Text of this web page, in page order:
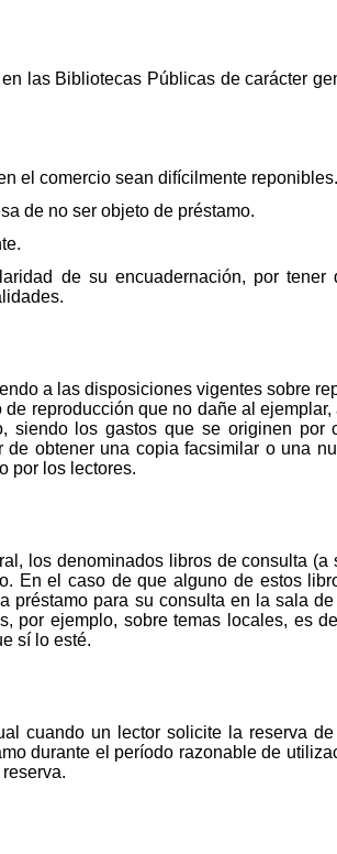
las Bibliotecas Públicas de carácter
el comercio sean difícilmente reponibles.
de no ser objeto de préstamo.
de su encuadernación, por tener
a las disposiciones vigentes sobre
reproducción que no dañe al
los gastos que se originen por
obtener una copia facsimilar o una
por los lectores.
los denominados libros de consulta
En el caso de que alguno de estos
préstamo para su consulta en la sala
por ejemplo, sobre temas locales, es
sí lo esté.
cuando un lector solicite la reserva
durante el período razonable de